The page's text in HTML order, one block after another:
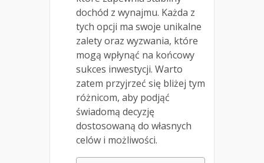
dochód z wynajmu. Każda z
tych opcji ma swoje unikalne
zalety oraz wyzwania, które
mogą wpłynąć na końcowy
sukces inwestycji. Warto
zatem przyjrzeć się bliżej tym
różnicom, aby podjąć
świadomą decyzję
dostosowaną do własnych
celów i możliwości.